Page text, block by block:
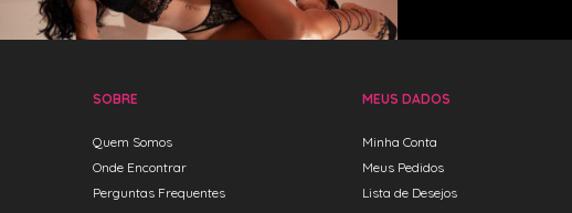
SOBRE
Quem Somos
Onde Encontrar
Perguntas Frequentes
MEUS DADOS
Minha Conta
Meus Pedidos
Lista de Desejos